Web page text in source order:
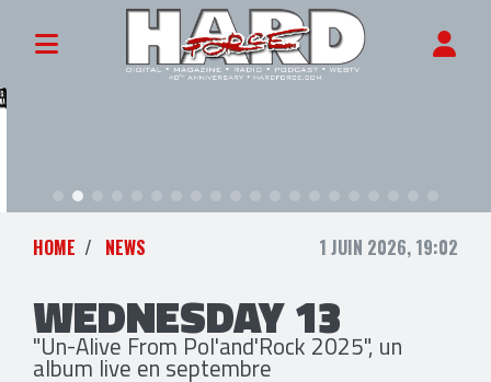
HOME NEWS 1 JUIN 2026, 19:02
WEDNESDAY 13
"Un-Alive From Pol'and'Rock 2025", un
album live en septembre